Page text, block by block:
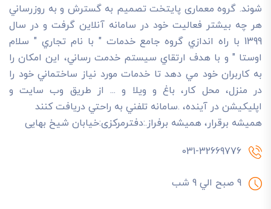
شوند. گروه معماری پایتخت تصميم به گسترش و به روزرساني
هر چه بيشتر فعاليت خود در سامانه آنلاين گرفت و در سال
1399 با راه اندازي گروه جامع خدمات " با نام تجاري " سلام
اوستا " و با هدف ارتقاي سيستم خدمت رساني، اين امکان را
به کاربران خود مي دهد تا خدمات مورد نياز ساختماني خود را
در منزل، محل کار، باغ و ويلا و ... از طريق وب سايت و
اپليکيشن در آينده، .سامانه تلفني به راحتي دريافت کنند
هميشه برقرار، هميشه برفراز.:دفترمرکزی:خیابان شیخ بهایی
031-32669776
9 صبح الي 9 شب